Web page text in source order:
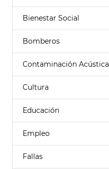
Bienestar Social
Bomberos
Contaminación Acústica
Cultura
Educación
Empleo
Fallas